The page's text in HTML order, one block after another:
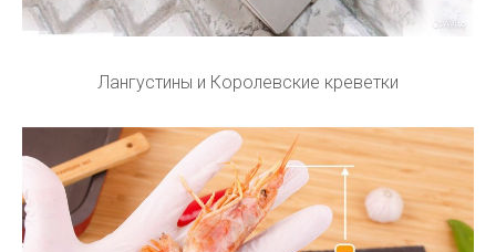
Лангустины и Королевские креветки